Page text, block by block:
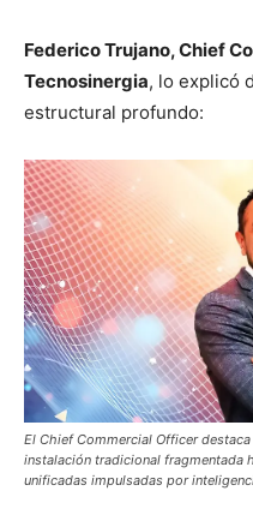
Federico Trujano, Chief
Tecnosinergia, lo explicó
estructural profundo:
El Chief Commercial Officer
instalación tradicional fragmentada
unificadas impulsadas por